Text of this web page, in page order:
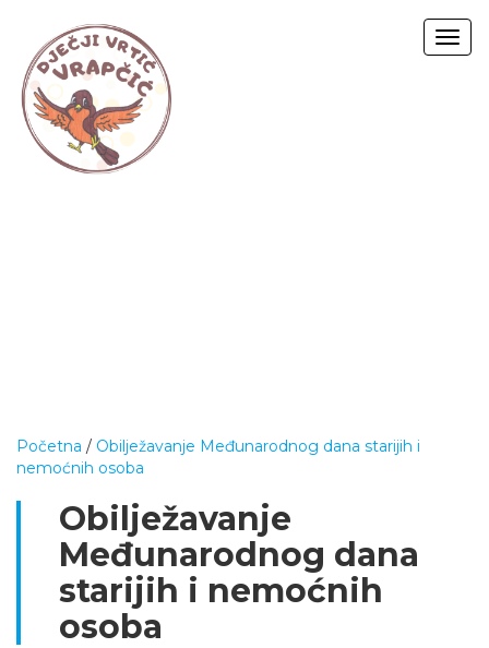
Početna / Obilježavanje Međunarodnog dana starijih i
nemoćnih osoba
Obilježavanje
Međunarodnog dana
starijih i nemoćnih
osoba